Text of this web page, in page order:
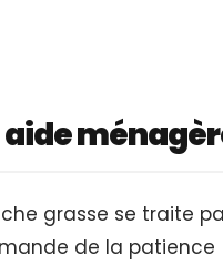
grasse se traite
de la patience